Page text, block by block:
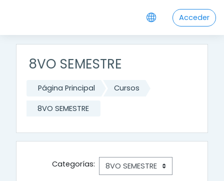
Acceder
8VO SEMESTRE
Página Principal Cursos
8VO SEMESTRE
Categorías: